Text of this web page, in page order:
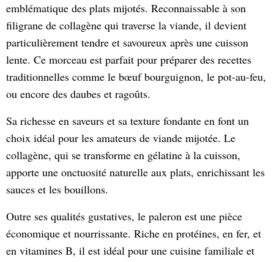
emblématique des plats mijotés. Reconnaissable à son
filigrane de collagène qui traverse la viande, il devient
particulièrement tendre et savoureux après une cuisson
lente. Ce morceau est parfait pour préparer des recettes
traditionnelles comme le bœuf bourguignon, le pot-au-feu,
ou encore des daubes et ragoûts.
Sa richesse en saveurs et sa texture fondante en font un
choix idéal pour les amateurs de viande mijotée. Le
collagène, qui se transforme en gélatine à la cuisson,
apporte une onctuosité naturelle aux plats, enrichissant les
sauces et les bouillons.
Outre ses qualités gustatives, le paleron est une pièce
économique et nourrissante. Riche en protéines, en fer, et
en vitamines B, il est idéal pour une cuisine familiale et